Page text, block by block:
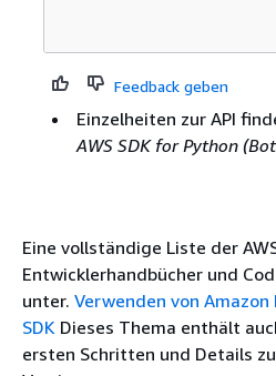
Feedback geben
Einzelheiten zur API
AWS SDK for Python
Eine vollständige Liste der
Entwicklerhandbücher und
unter. Verwenden von
SDK Dieses Thema enthält
ersten Schritten und Details